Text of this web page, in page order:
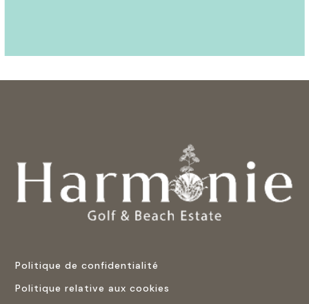
Politique de confidentialité
Politique relative aux cookies